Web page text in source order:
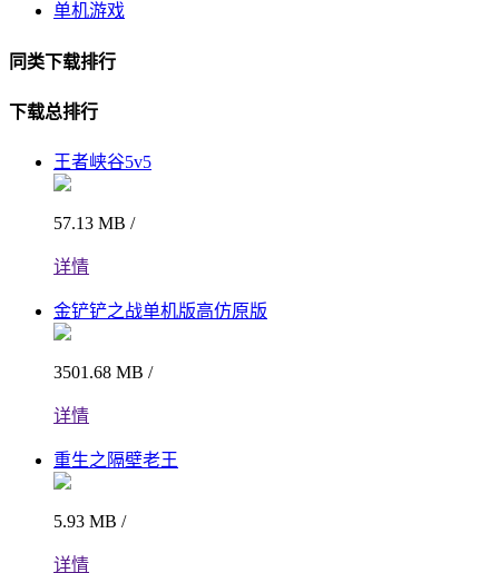
单机游戏
同类下载排行
下载总排行
王者峡谷5v5
57.13 MB /
详情
金铲铲之战单机版高仿原版
3501.68 MB /
详情
重生之隔壁老王
5.93 MB /
详情